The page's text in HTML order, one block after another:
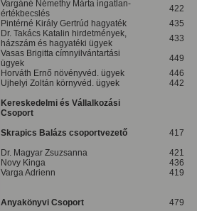
Vargáné Némethy Márta ingatlan-
értékbecslés
422
Pintérné Király Gertrúd hagyaték
435
Dr. Takács Katalin hirdetmények,
házszám és hagyatéki ügyek
433
Vasas Brigitta címnyilvántartási
ügyek
449
Horváth Ernő növényvéd. ügyek
446
Ujhelyi Zoltán környvéd. ügyek
442
Kereskedelmi és Vállalkozási
Csoport
Skrapics Balázs csoportvezető
417
Dr. Magyar Zsuzsanna
421
Novy Kinga
436
Varga Adrienn
419
Anyakönyvi Csoport
479